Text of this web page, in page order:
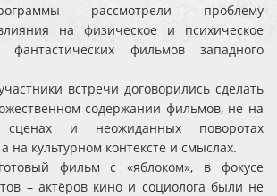
рассмотрели проблему
на физическое и психическое
фантастических фильмов западного
встречи договорились сделать
содержании фильмов, не на
сценах и неожиданных поворотах
на культурном контексте и смыслах.
фильм с «яблоком», в фокусе
– актёров кино и социолога были не